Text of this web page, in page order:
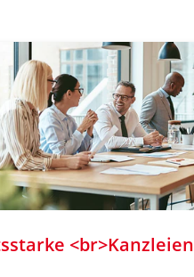
<br>Kanzleien